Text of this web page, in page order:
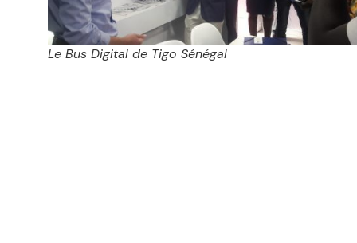
Le Bus Digital de Tigo Sénégal